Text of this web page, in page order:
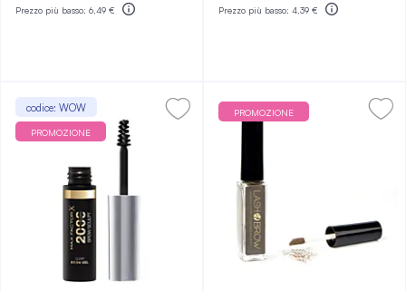
Prezzo più basso: 6,49 € Prezzo più basso: 4,39 €
codice: WOW
PROMOZIONE
PROMOZIONE